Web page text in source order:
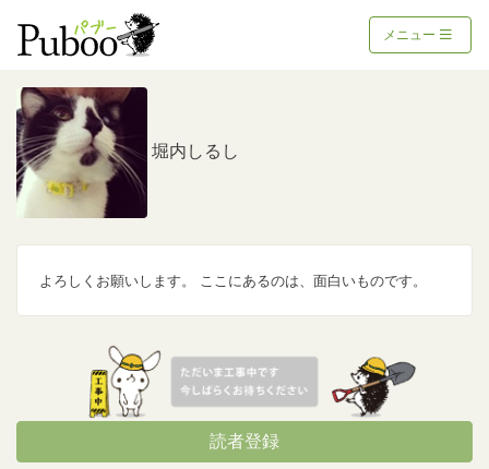
メニュー
堀内しるし
よろしくお願いします。 ここにあるのは、面白いものです。
読者登録